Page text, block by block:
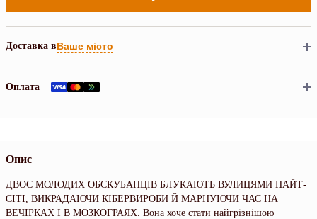
Доставка вВаше місто
Оплата
Опис
ДВОЄ МОЛОДИХ ОБСКУБАНЦІВ БЛУКАЮТЬ ВУЛИЦЯМИ НАЙТ-
СІТІ, ВИКРАДАЮЧИ КІБЕРВИРОБИ Й МАРНУЮЧИ ЧАС НА
ВЕЧІРКАХ І В МОЗКОГРАЯХ. Вона хоче стати найгрізнішою